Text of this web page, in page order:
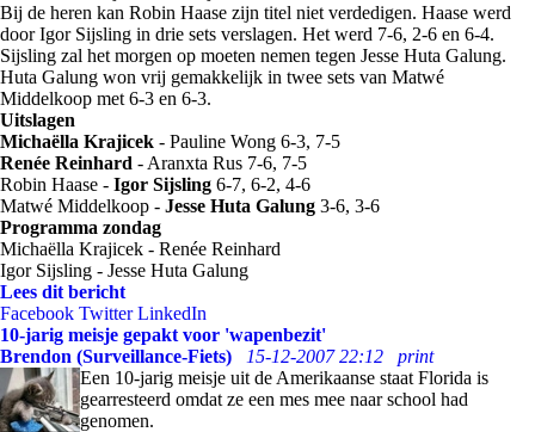
Bij de heren kan Robin Haase zijn titel niet verdedigen. Haase werd
door Igor Sijsling in drie sets verslagen. Het werd 7-6, 2-6 en 6-4.
Sijsling zal het morgen op moeten nemen tegen Jesse Huta Galung.
Huta Galung won vrij gemakkelijk in twee sets van Matwé
Middelkoop met 6-3 en 6-3.
Uitslagen
Michaëlla Krajicek - Pauline Wong 6-3, 7-5
Renée Reinhard - Aranxta Rus 7-6, 7-5
Robin Haase - Igor Sijsling 6-7, 6-2, 4-6
Matwé Middelkoop - Jesse Huta Galung 3-6, 3-6
Programma zondag
Michaëlla Krajicek - Renée Reinhard
Igor Sijsling - Jesse Huta Galung
Lees dit bericht
Facebook Twitter LinkedIn
10-jarig meisje gepakt voor 'wapenbezit'
Brendon (Surveillance-Fiets)
15-12-2007 22:12
print
Een 10-jarig meisje uit de Amerikaanse staat Florida is
gearresteerd omdat ze een mes mee naar school had
genomen.